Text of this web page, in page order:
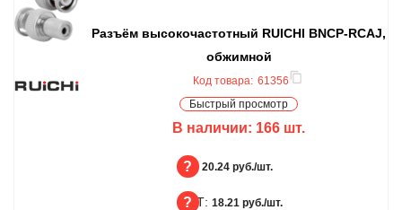
Разъём высокочастотный RUICHI BNCP-RCAJ,
обжимной
Код товара: 61356
Быстрый просмотр
В наличии: 166 шт.
БЦ: 20.24 руб./шт.
ОПТ: 18.21 руб./шт.